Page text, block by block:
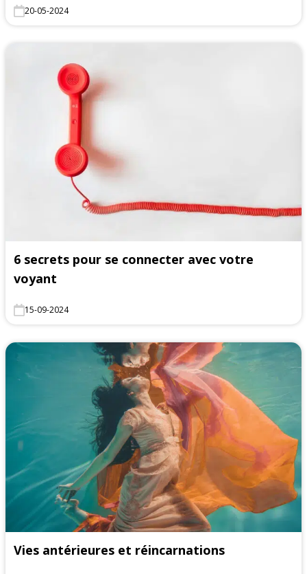
20-05-2024
6 secrets pour se connecter avec votre
voyant
15-09-2024
Vies antérieures et réincarnations